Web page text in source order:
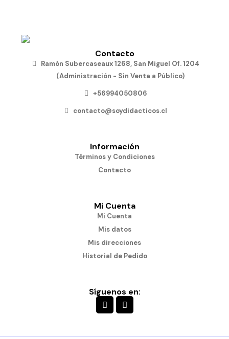
Contacto
Ramón Subercaseaux 1268, San Miguel Of. 1204
(Administración - Sin Venta a Público)
+56994050806
contacto@soydidacticos.cl
Información
Términos y Condiciones
Contacto
Mi Cuenta
Mi Cuenta
Mis datos
Mis direcciones
Historial de Pedido
Síguenos en: